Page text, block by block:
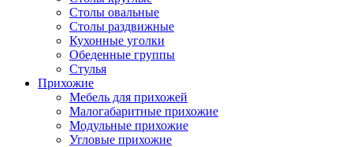
Столы овальные
Столы раздвижные
Кухонные уголки
Обеденные группы
Стулья
Прихожие
Мебель для прихожей
Малогабаритные прихожие
Модульные прихожие
Угловые прихожие